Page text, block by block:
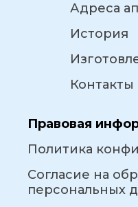
Адреса
История
Контакты
Правовая
Политика
Согласие на
персональных